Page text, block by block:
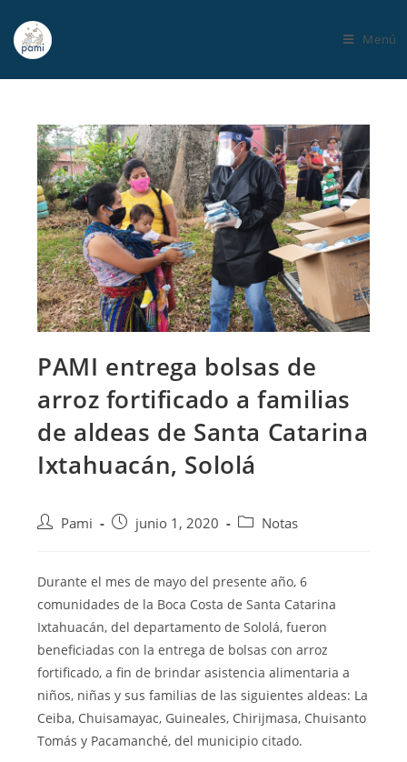
Menú
PAMI entrega bolsas de
arroz fortificado a familias
de aldeas de Santa Catarina
Ixtahuacán, Sololá
Pami junio 1, 2020 Notas
Durante el mes de mayo del presente año, 6
comunidades de la Boca Costa de Santa Catarina
Ixtahuacán, del departamento de Sololá, fueron
beneficiadas con la entrega de bolsas con arroz
fortificado, a fin de brindar asistencia alimentaria a
niños, niñas y sus familias de las siguientes aldeas: La
Ceiba, Chuisamayac, Guineales, Chirijmasa, Chuisanto
Tomás y Pacamanché, del municipio citado.